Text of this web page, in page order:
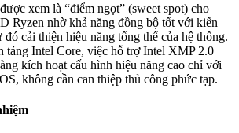
xem là “điểm ngọt” (sweet spot) cho
Ryzen nhờ khả năng đồng bộ tốt với kiến
cải thiện hiệu năng tổng thể của hệ thống.
tảng Intel Core, việc hỗ trợ Intel XMP 2.0
kích hoạt cấu hình hiệu năng cao chỉ với
không cần can thiệp thủ công phức tạp.